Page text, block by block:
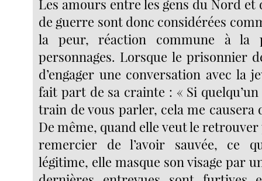
Les amours entre les gens du Nord et
de guerre sont donc considérées
la peur, réaction commune à la
personnages. Lorsque le prisonnier
d’engager une conversation avec la
fait part de sa crainte : « Si
train de vous parler, cela me causera
De même, quand elle veut le
remercier de l’avoir sauvée, ce
légitime, elle masque son visage par